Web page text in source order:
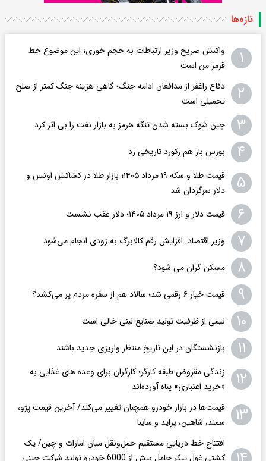
تازه‌ها
۱
واکنش صریح وزیر ارتباطات به حجم خوری؛ این موضوع خط
قرمز من است
۲
دفاع راغفر از مدافعان ادامه جنگ؛ گاهی هزینه جنگ کمتر از صلح
تحمیلی است
۳ چین شوک بسته‌ شدن تنگه هرمز به بازار نفت را بی‌ اثر کرد
۴ بورس باز هم رکورد تاریخی زد
۵
قیمت طلا و سکه ۱۹ مرداد ۱۴۰۵؛ بازار طلا در کشاکش اونس و
دلار سرگردان شد
۶ قیمت دلار و ارز ۱۹ مرداد ۱۴۰۵؛ دلار عقب نشست
۷ وزیر اقتصاد: افزایش رقم کالابرگ به زودی انجام می‌شود
۸ مسکن گران می شود؟
۹ قیمت خیار ۶ رقمی شد؛ سالاد هم از سفره مردم پر می‌کشد؟
۱۰ نیمی از ظرفیت تولید صنایع لبنی خالی است
۱۱ بازنشستگان در این تاریخ منتظر واریزی جدید باشند
۱۲
زندگی مقروض طبقه کارگر؛ کارگران برای وعده های غذایی به
«خرید اعتباری» پناه آورده‌اند
۱۳
قیمت‌ها در بازار خودرو همچنان تغییر می‌کند/ آخرین قیمت پژو،
سمند، شاهین، پراید و ساینا
افتتاح خط دریایی مستقیم حمل‌ونقل میان امارات و چین/ یک
کشتی غول پیکر حامل بیش از 6000 خودرو تولید شرکت چینی